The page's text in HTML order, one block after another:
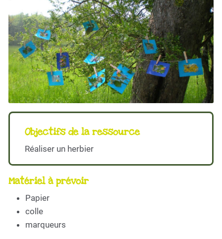
Objectifs de la ressource
Réaliser un herbier
Matériel à prévoir
Papier
colle
marqueurs